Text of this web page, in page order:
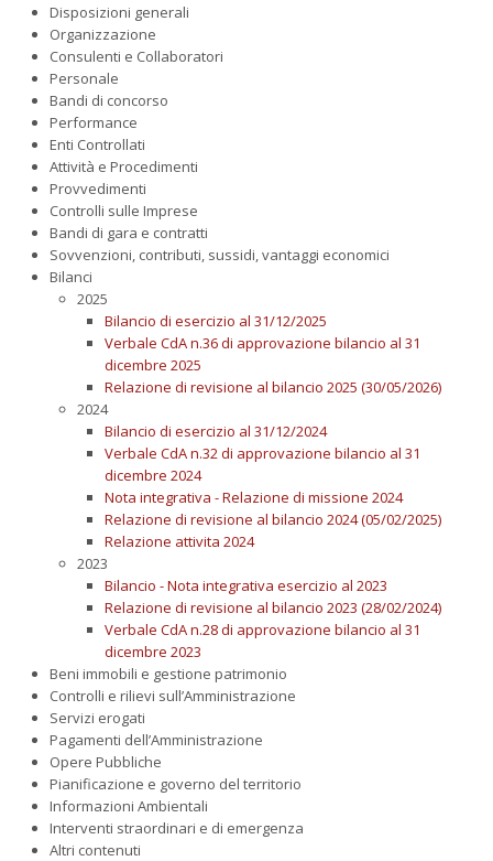
Disposizioni generali
Organizzazione
Consulenti e Collaboratori
Personale
Bandi di concorso
Performance
Enti Controllati
Attività e Procedimenti
Provvedimenti
Controlli sulle Imprese
Bandi di gara e contratti
Sovvenzioni, contributi, sussidi, vantaggi economici
Bilanci
2025
Bilancio di esercizio al 31/12/2025
Verbale CdA n.36 di approvazione bilancio al 31
dicembre 2025
Relazione di revisione al bilancio 2025 (30/05/2026)
2024
Bilancio di esercizio al 31/12/2024
Verbale CdA n.32 di approvazione bilancio al 31
dicembre 2024
Nota integrativa - Relazione di missione 2024
Relazione di revisione al bilancio 2024 (05/02/2025)
Relazione attivita 2024
2023
Bilancio - Nota integrativa esercizio al 2023
Relazione di revisione al bilancio 2023 (28/02/2024)
Verbale CdA n.28 di approvazione bilancio al 31
dicembre 2023
Beni immobili e gestione patrimonio
Controlli e rilievi sull’Amministrazione
Servizi erogati
Pagamenti dell’Amministrazione
Opere Pubbliche
Pianificazione e governo del territorio
Informazioni Ambientali
Interventi straordinari e di emergenza
Altri contenuti